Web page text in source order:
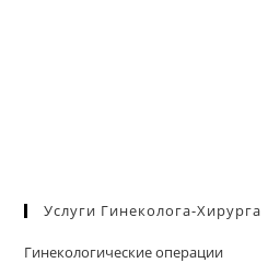
Услуги Гинеколога-Хирурга
Гинекологические операции